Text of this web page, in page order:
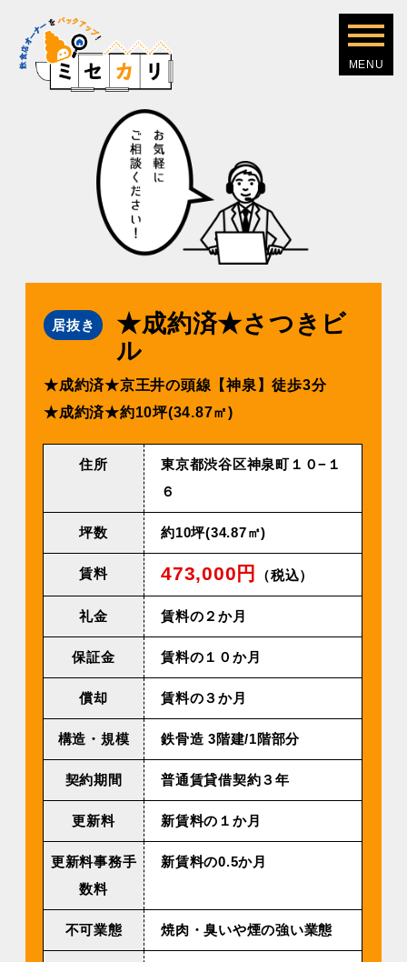
居抜き
★成約済★さつきビ
ル
★成約済★京王井の頭線【神泉】徒歩3分
★成約済★約10坪(34.87㎡)
住所
東京都渋谷区神泉町１０−１
６
坪数 約10坪(34.87㎡)
賃料 473,000円 （税込）
礼金 賃料の２か月
保証金 賃料の１０か月
償却 賃料の３か月
構造・規模 鉄⾻造 3階建/1階部分
契約期間 普通賃貸借契約３年
更新料 新賃料の１か月
更新料事務手
数料
新賃料の0.5か月
不可業態 焼⾁・臭いや煙の強い業態